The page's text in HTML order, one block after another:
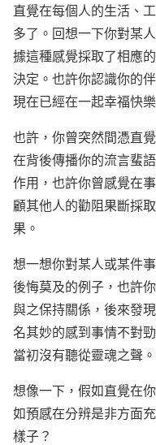
直覺在每個人的生活、
多了。回想一下你對某
據這種感覺採取了相應
決定。也許你認識你的
現在已經在一起幸福快
也許，你曾突然間憑直
在背後傳播你的流言蜚
作用，也許你曾感覺在
顧其他人的勸阻果斷採
果。
想一想你對某人或某件
後悔莫及的例子，也許
與之保持關係，後來發
名其妙的感到事情不對
當初沒有聽從靈魂之聲。
想像一下，假如直覺在
如預感在分辨是非方面
樣子？